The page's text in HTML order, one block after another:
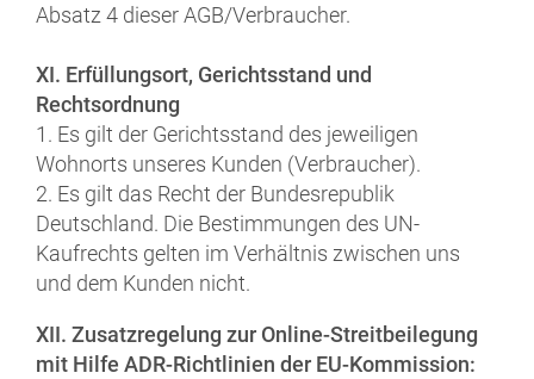
Absatz 4 dieser AGB/Verbraucher.
XI. Erfüllungsort, Gerichtsstand und
Rechtsordnung
1. Es gilt der Gerichtsstand des jeweiligen
Wohnorts unseres Kunden (Verbraucher).
2. Es gilt das Recht der Bundesrepublik
Deutschland. Die Bestimmungen des UN-
Kaufrechts gelten im Verhältnis zwischen uns
und dem Kunden nicht.
XII. Zusatzregelung zur Online-Streitbeilegung
mit Hilfe ADR-Richtlinien der EU-Kommission: